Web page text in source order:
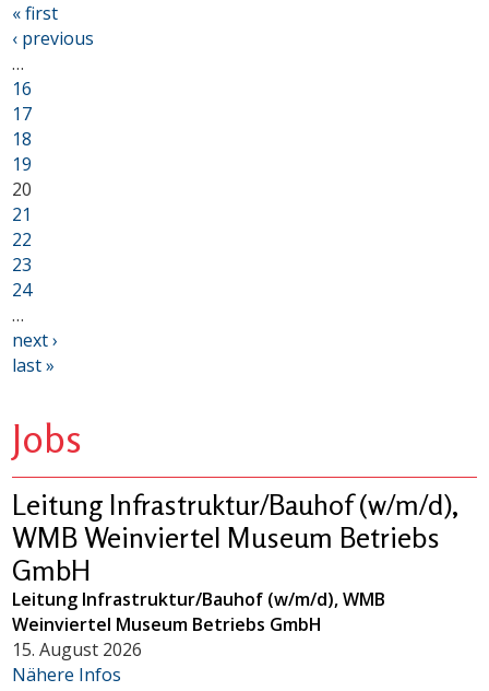
« first
‹ previous
…
16
17
18
19
20
21
22
23
24
…
next ›
last »
Jobs
Leitung Infrastruktur/Bauhof (w/m/d),
WMB Weinviertel Museum Betriebs
GmbH
Leitung Infrastruktur/Bauhof (w/m/d), WMB
Weinviertel Museum Betriebs GmbH
15. August 2026
Nähere Infos